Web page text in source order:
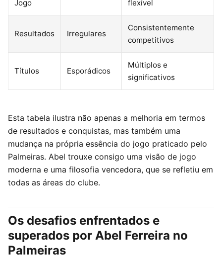
Jogo flexível
Resultados Irregulares
Consistentemente
competitivos
Títulos Esporádicos
Múltiplos e
significativos
Esta tabela ilustra não apenas a melhoria em termos
de resultados e conquistas, mas também uma
mudança na própria essência do jogo praticado pelo
Palmeiras. Abel trouxe consigo uma visão de jogo
moderna e uma filosofia vencedora, que se refletiu em
todas as áreas do clube.
Os desafios enfrentados e
superados por Abel Ferreira no
Palmeiras